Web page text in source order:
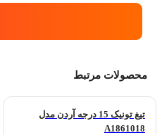
محصولات مرتبط
تیغ تونیک 15 درجه آردن مدل
A1861018